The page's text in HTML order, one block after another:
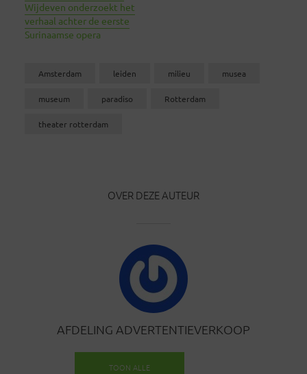
Wijdeven onderzoekt het
verhaal achter de eerste
Surinaamse opera
Amsterdam leiden milieu musea
museum paradiso Rotterdam
theater rotterdam
OVER DEZE AUTEUR
AFDELING ADVERTENTIEVERKOOP
TOON ALLE